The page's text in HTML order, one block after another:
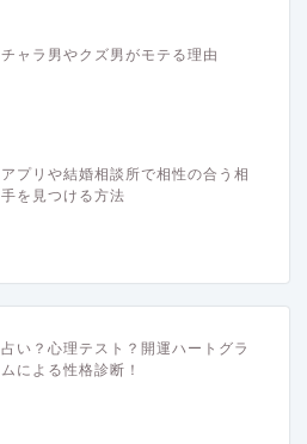
チャラ男やクズ男がモテる理由
アプリや結婚相談所で相性の合う相
手を見つける方法
占い？心理テスト？開運ハートグラ
ムによる性格診断！